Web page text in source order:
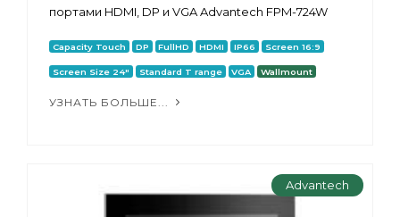
портами HDMI, DP и VGA Advantech FPM-724W
Capacity Touch DP FullHD HDMI IP66 Screen 16:9
Screen Size 24" Standard T range VGA Wallmount
УЗНАТЬ БОЛЬШЕ...
Advantech